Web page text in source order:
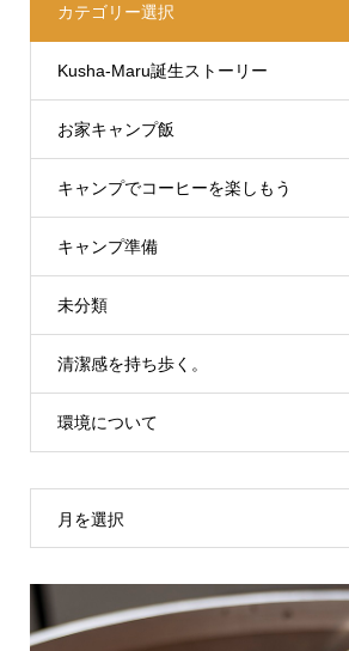
カテゴリー選択
Kusha-Maru誕生ストーリー
お家キャンプ飯
キャンプでコーヒーを楽しもう
キャンプ準備
未分類
清潔感を持ち歩く。
環境について
月を選択